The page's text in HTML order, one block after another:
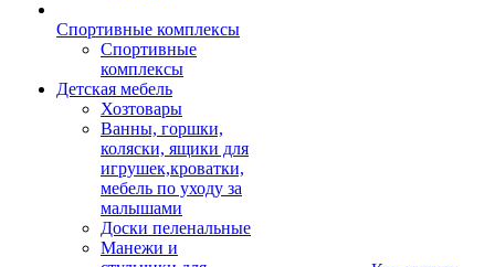
Спортивные комплексы
Спортивные
комплексы
Детская мебель
Хозтовары
Ванны, горшки,
коляски, ящики для
игрушек,кроватки,
мебель по уходу за
малышами
Доски пеленальные
Манежи и